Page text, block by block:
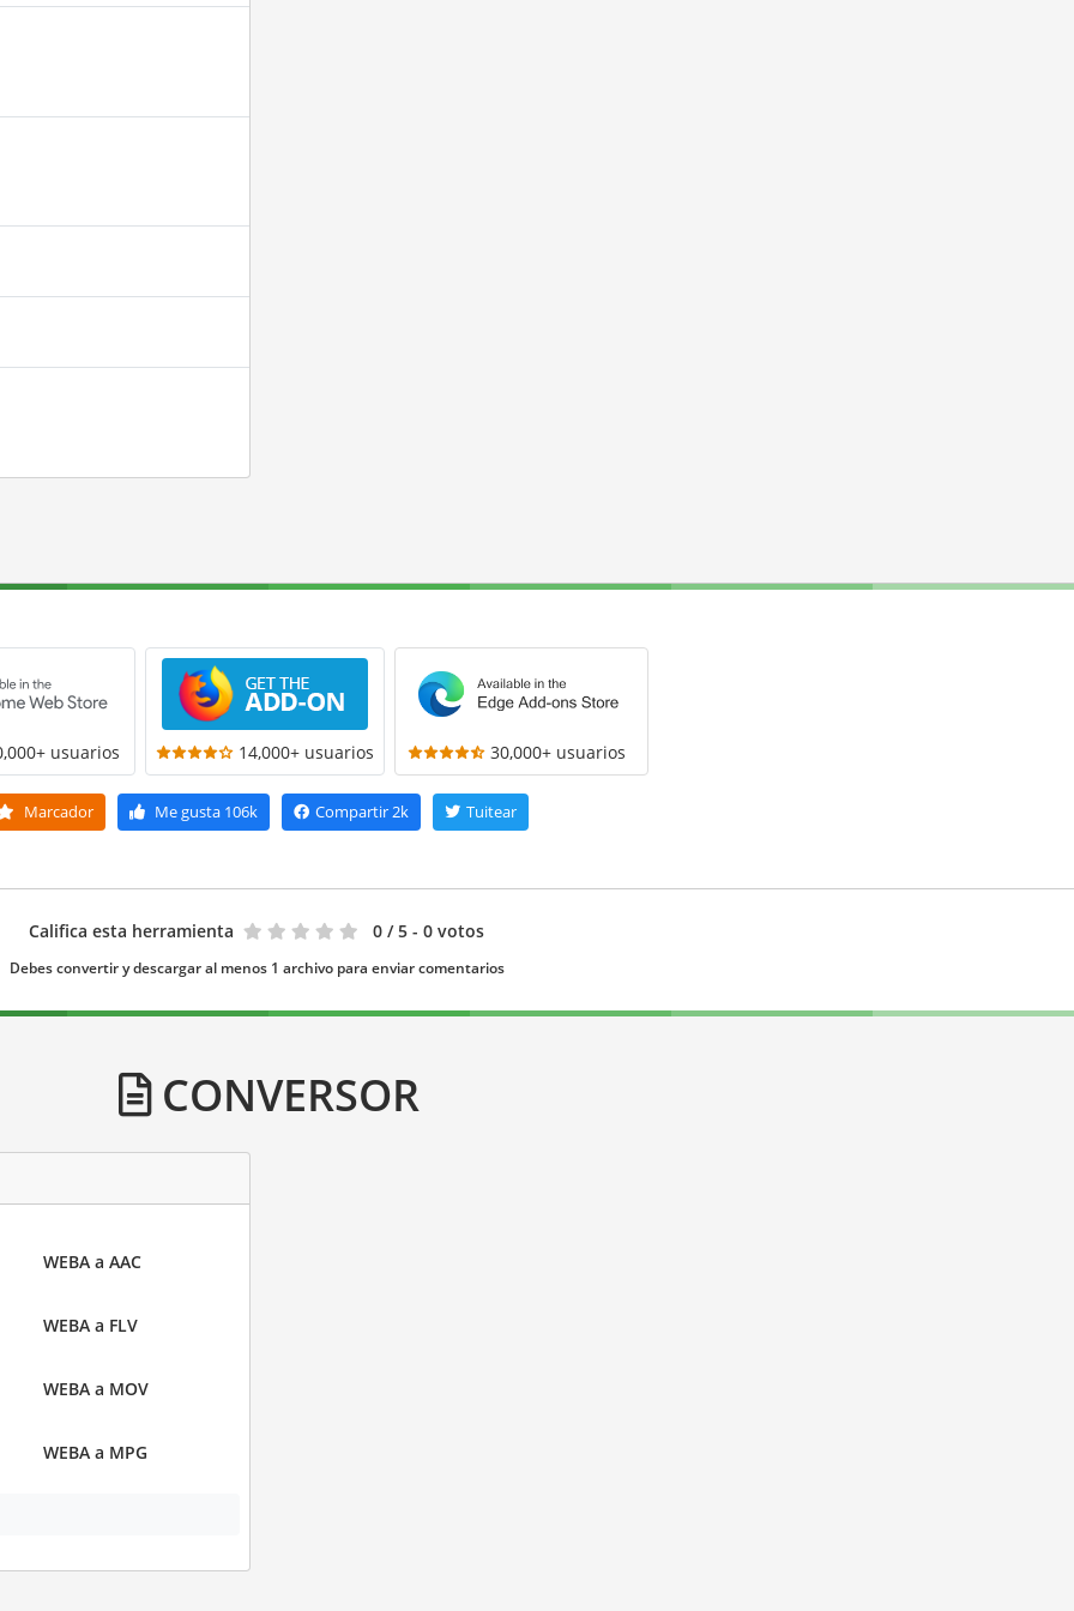
usuarios 14,000+ usuarios 30,000+ usuarios
Marcador Me gusta 106k Compartir2k Tuitear
Califica esta herramienta 0 / 5 - 0 votos
Debes convertir y descargar al menos 1 archivo para enviar comentarios
CONVERSOR
WEBA a AAC
WEBA a FLV
WEBA a MOV
WEBA a MPG